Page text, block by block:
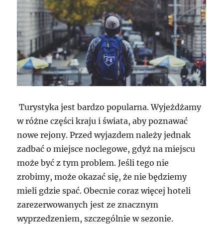
Turystyka jest bardzo popularna. Wyjeżdżamy
w różne części kraju i świata, aby poznawać
nowe rejony. Przed wyjazdem należy jednak
zadbać o miejsce noclegowe, gdyż na miejscu
może być z tym problem. Jeśli tego nie
zrobimy, może okazać się, że nie będziemy
mieli gdzie spać. Obecnie coraz więcej hoteli
zarezerwowanych jest ze znacznym
wyprzedzeniem, szczególnie w sezonie.